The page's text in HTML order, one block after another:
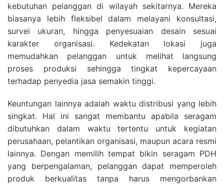
kebutuhan pelanggan di wilayah sekitarnya. Mereka
biasanya lebih fleksibel dalam melayani konsultasi,
survei ukuran, hingga penyesuaian desain sesuai
karakter organisasi. Kedekatan lokasi juga
memudahkan pelanggan untuk melihat langsung
proses produksi sehingga tingkat kepercayaan
terhadap penyedia jasa semakin tinggi.
Keuntungan lainnya adalah waktu distribusi yang lebih
singkat. Hal ini sangat membantu apabila seragam
dibutuhkan dalam waktu tertentu untuk kegiatan
perusahaan, pelantikan organisasi, maupun acara resmi
lainnya. Dengan memilih tempat bikin seragam PDH
yang berpengalaman, pelanggan dapat memperoleh
produk berkualitas tanpa harus mengorbankan